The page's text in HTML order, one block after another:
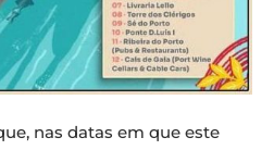
nas datas em que este